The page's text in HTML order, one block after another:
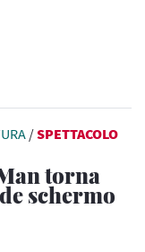
/SPETTACOLO
torna
schermo